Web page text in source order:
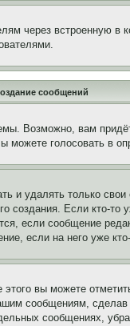
через
сообщений
Возможно, вам
голосовать в
и удалять только
создания. Если кто-
если сообщение
если на него уже
вы можете
сообщениям,
сообщениях,